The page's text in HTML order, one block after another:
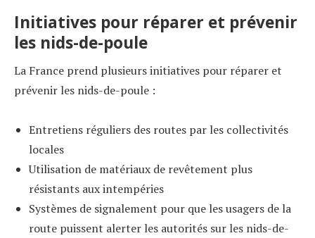
Initiatives pour réparer et prévenir
les nids-de-poule
La France prend plusieurs initiatives pour réparer et
prévenir les nids-de-poule :
Entretiens réguliers des routes par les collectivités
locales
Utilisation de matériaux de revêtement plus
résistants aux intempéries
Systèmes de signalement pour que les usagers de la
route puissent alerter les autorités sur les nids-de-